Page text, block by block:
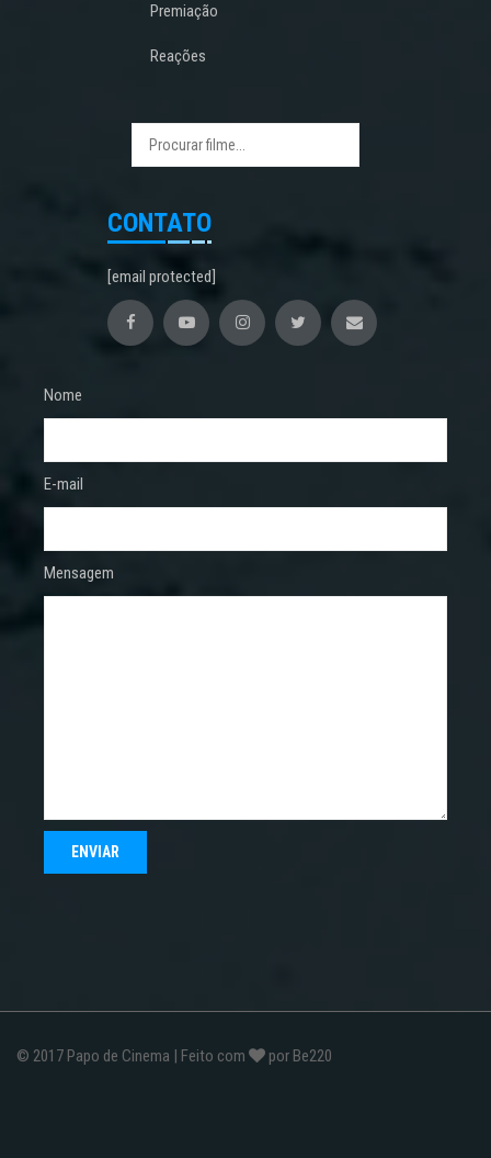
Premiação
Reações
CONTATO
[email protected]
Nome
E-mail
Mensagem
© 2017 Papo de Cinema | Feito com por Be220